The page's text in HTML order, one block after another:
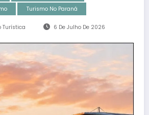
Turismo No Paraná
Turística 6 De Julho De 2026